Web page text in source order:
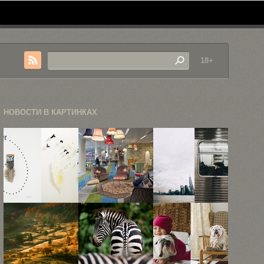
18+
НОВОСТИ В КАРТИНКАХ
«Пуховые
чудеса»
Криса
Мейнарда
5
невероятных
офисов
Google
Небольшая
прогулка по
улицам Нью-
Йорка